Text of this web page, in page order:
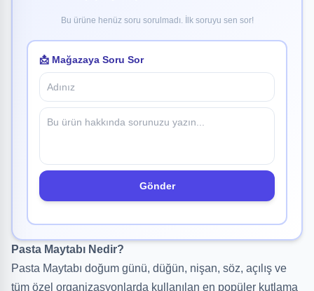
Bu ürüne henüz soru sorulmadı. İlk soruyu sen sor!
📩 Mağazaya Soru Sor
Gönder
Pasta Maytabı Nedir?
Pasta Maytabı doğum günü, düğün, nişan, söz, açılış ve
tüm özel organizasyonlarda kullanılan en popüler kutlama